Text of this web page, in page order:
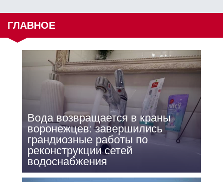
ГЛАВНОЕ
Вода возвращается в краны
воронежцев: завершились
грандиозные работы по
реконструкции сетей
водоснабжения